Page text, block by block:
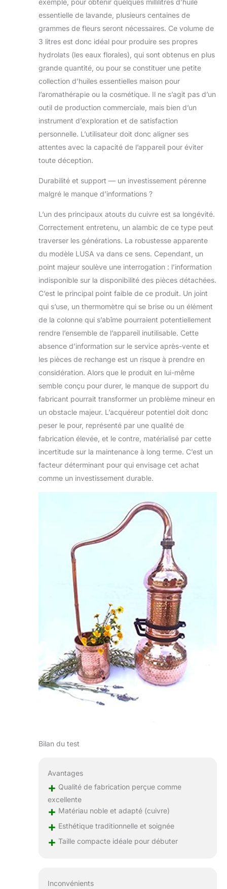
essentielle de lavande, plusieurs centaines de
grammes de fleurs seront nécessaires. Ce volume de
3 litres est donc idéal pour produire ses propres
hydrolats (les eaux florales), qui sont obtenus en plus
grande quantité, ou pour se constituer une petite
collection d’huiles essentielles maison pour
l’aromathérapie ou la cosmétique. Il ne s’agit pas d’un
outil de production commerciale, mais bien d’un
instrument d’exploration et de satisfaction
personnelle. L’utilisateur doit donc aligner ses
attentes avec la capacité de l’appareil pour éviter
toute déception.
Durabilité et support — un investissement pérenne
malgré le manque d’informations ?
L’un des principaux atouts du cuivre est sa longévité.
Correctement entretenu, un alambic de ce type peut
traverser les générations. La robustesse apparente
du modèle LUSA va dans ce sens. Cependant, un
point majeur soulève une interrogation : l’information
indisponible sur la disponibilité des pièces détachées.
C’est le principal point faible de ce produit. Un joint
qui s’use, un thermomètre qui se brise ou un élément
de la colonne qui s’abîme pourraient potentiellement
rendre l’ensemble de l’appareil inutilisable. Cette
absence d’information sur le service après-vente et
les pièces de rechange est un risque à prendre en
considération. Alors que le produit en lui-même
semble conçu pour durer, le manque de support du
fabricant pourrait transformer un problème mineur en
un obstacle majeur. L’acquéreur potentiel doit donc
peser le pour, représenté par une qualité de
fabrication élevée, et le contre, matérialisé par cette
incertitude sur la maintenance à long terme. C’est un
facteur déterminant pour qui envisage cet achat
comme un investissement durable.
Bilan du test
Avantages
+ Qualité de fabrication perçue comme
excellente
+ Matériau noble et adapté (cuivre)
+ Esthétique traditionnelle et soignée
+ Taille compacte idéale pour débuter
Inconvénients